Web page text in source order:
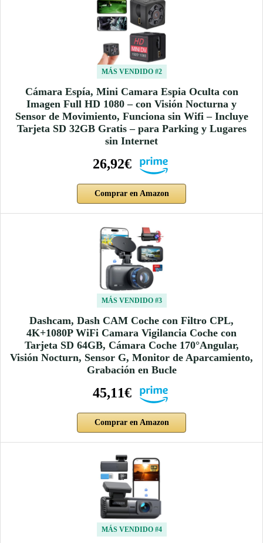
MÁS VENDIDO #2
Cámara Espía, Mini Camara Espia Oculta con
Imagen Full HD 1080 – con Visión Nocturna y
Sensor de Movimiento, Funciona sin Wifi – Incluye
Tarjeta SD 32GB Gratis – para Parking y Lugares
sin Internet
26,92€
Comprar en Amazon
MÁS VENDIDO #3
Dashcam, Dash CAM Coche con Filtro CPL,
4K+1080P WiFi Camara Vigilancia Coche con
Tarjeta SD 64GB, Cámara Coche 170°Angular,
Visión Nocturn, Sensor G, Monitor de Aparcamiento,
Grabación en Bucle
45,11€
Comprar en Amazon
MÁS VENDIDO #4